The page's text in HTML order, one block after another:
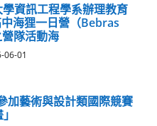
資訊工程學系辦理教育
海狸一日營（Bebras
隊活動海
06-01
加藝術與設計類國際競賽